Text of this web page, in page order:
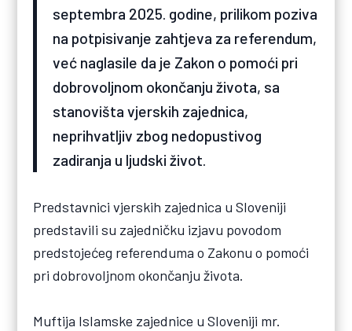
septembra 2025. godine, prilikom poziva
na potpisivanje zahtjeva za referendum,
već naglasile da je Zakon o pomoći pri
dobrovoljnom okončanju života, sa
stanovišta vjerskih zajednica,
neprihvatljiv zbog nedopustivog
zadiranja u ljudski život.
Predstavnici vjerskih zajednica u Sloveniji
predstavili su zajedničku izjavu povodom
predstojećeg referenduma o Zakonu o pomoći
pri dobrovoljnom okončanju života.
Muftija Islamske zajednice u Sloveniji mr.